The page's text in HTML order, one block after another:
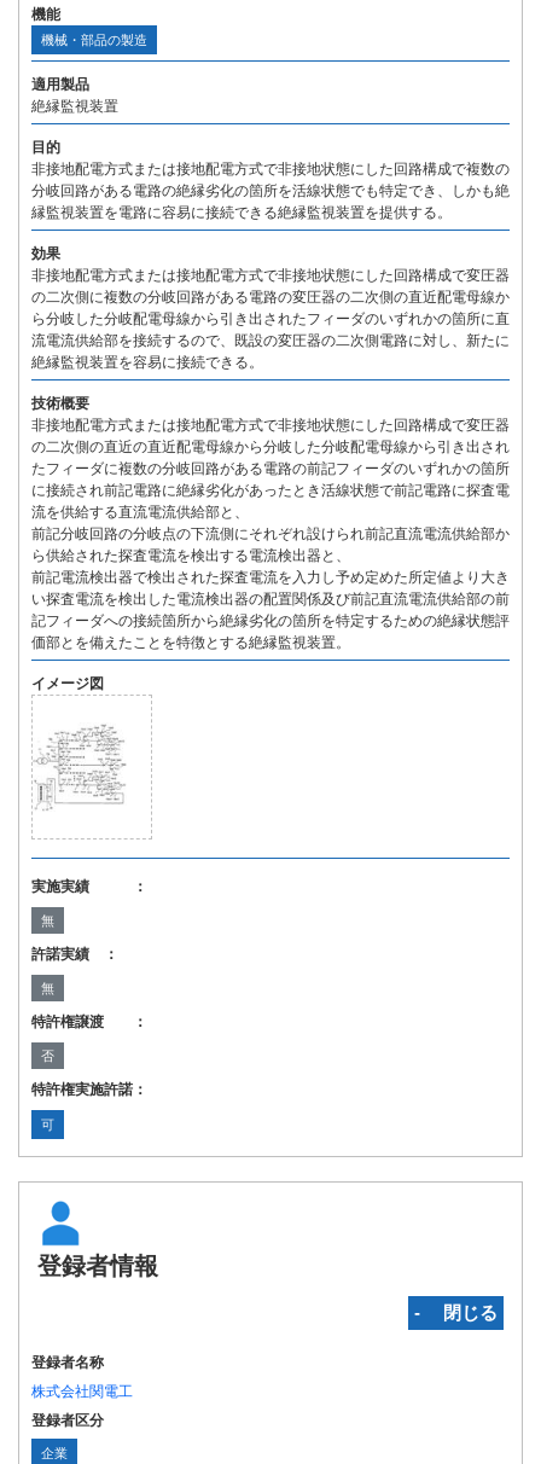
機能
機械・部品の製造
適用製品
絶縁監視装置
目的
非接地配電方式または接地配電方式で非接地状態にした回路構成で複数の
分岐回路がある電路の絶縁劣化の箇所を活線状態でも特定でき、しかも絶
縁監視装置を電路に容易に接続できる絶縁監視装置を提供する。
効果
非接地配電方式または接地配電方式で非接地状態にした回路構成で変圧器
の二次側に複数の分岐回路がある電路の変圧器の二次側の直近配電母線か
ら分岐した分岐配電母線から引き出されたフィーダのいずれかの箇所に直
流電流供給部を接続するので、既設の変圧器の二次側電路に対し、新たに
絶縁監視装置を容易に接続できる。
技術概要
非接地配電方式または接地配電方式で非接地状態にした回路構成で変圧器
の二次側の直近の直近配電母線から分岐した分岐配電母線から引き出され
たフィーダに複数の分岐回路がある電路の前記フィーダのいずれかの箇所
に接続され前記電路に絶縁劣化があったとき活線状態で前記電路に探査電
流を供給する直流電流供給部と、
前記分岐回路の分岐点の下流側にそれぞれ設けられ前記直流電流供給部か
ら供給された探査電流を検出する電流検出器と、
前記電流検出器で検出された探査電流を入力し予め定めた所定値より大き
い探査電流を検出した電流検出器の配置関係及び前記直流電流供給部の前
記フィーダへの接続箇所から絶縁劣化の箇所を特定するための絶縁状態評
価部とを備えたことを特徴とする絶縁監視装置。
イメージ図
実施実績 ：
無
許諾実績 ：
無
特許権譲渡 ：
否
特許権実施許諾：
可
登録者情報
‐ 閉じる
登録者名称
株式会社関電工
登録者区分
企業